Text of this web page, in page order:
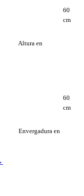
Altura en
60
cm
Envergadura en
60
cm